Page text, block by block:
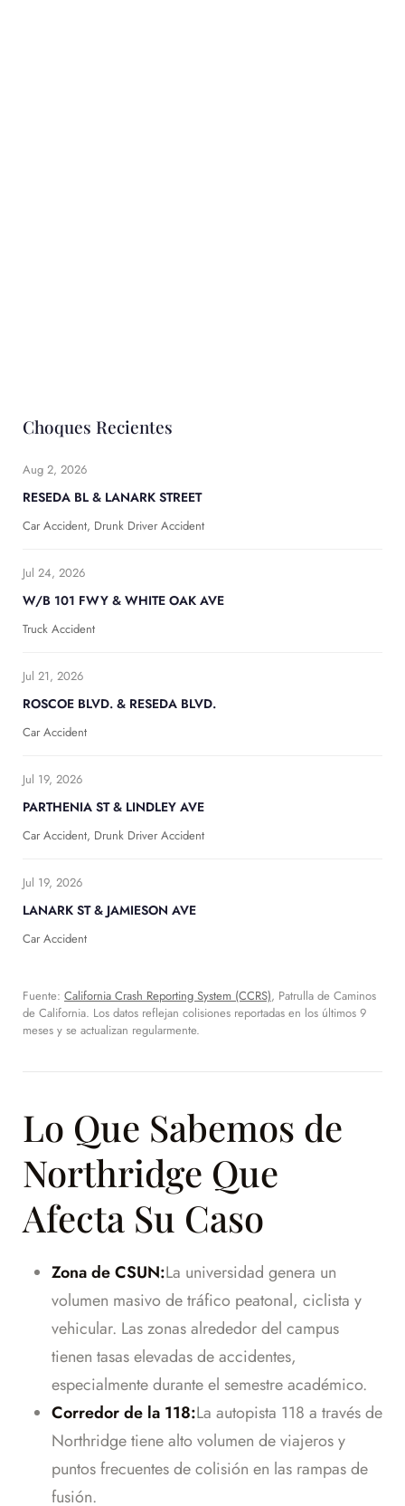
Choques Recientes
Aug 2, 2026
RESEDA BL & LANARK STREET
Car Accident, Drunk Driver Accident
Jul 24, 2026
W/B 101 FWY & WHITE OAK AVE
Truck Accident
Jul 21, 2026
ROSCOE BLVD. & RESEDA BLVD.
Car Accident
Jul 19, 2026
PARTHENIA ST & LINDLEY AVE
Car Accident, Drunk Driver Accident
Jul 19, 2026
LANARK ST & JAMIESON AVE
Car Accident
Fuente: California Crash Reporting System (CCRS), Patrulla de Caminos
de California. Los datos reflejan colisiones reportadas en los últimos 9
meses y se actualizan regularmente.
Lo Que Sabemos de
Northridge Que
Afecta Su Caso
Zona de CSUN:La universidad genera un
volumen masivo de tráfico peatonal, ciclista y
vehicular. Las zonas alrededor del campus
tienen tasas elevadas de accidentes,
especialmente durante el semestre académico.
Corredor de la 118:La autopista 118 a través de
Northridge tiene alto volumen de viajeros y
puntos frecuentes de colisión en las rampas de
fusión.